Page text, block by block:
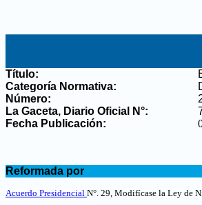
Título:
Categoría Normativa:
Número:
La Gaceta, Diario Oficial N°:
Fecha Publicación:
Reformada por
Acuerdo Presidencial N°. 29, Modifícase la Ley de